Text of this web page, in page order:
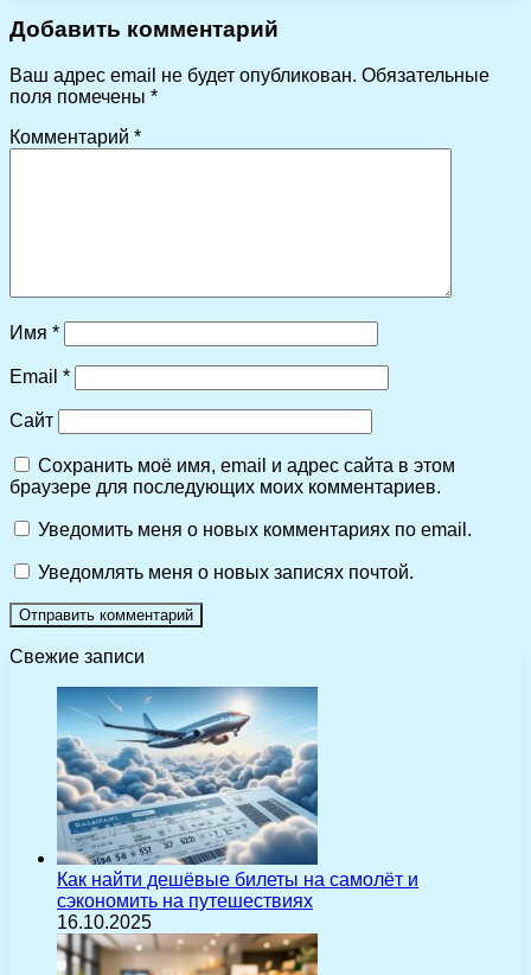
Добавить комментарий
Ваш адрес email не будет опубликован. Обязательные
поля помечены *
Комментарий *
Имя *
Email *
Сайт
Сохранить моё имя, email и адрес сайта в этом
браузере для последующих моих комментариев.
Уведомить меня о новых комментариях по email.
Уведомлять меня о новых записях почтой.
Свежие записи
Как найти дешёвые билеты на самолёт и
сэкономить на путешествиях
16.10.2025